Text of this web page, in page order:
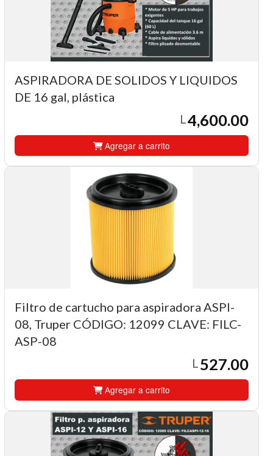
ASPIRADORA DE SOLIDOS Y LIQUIDOS
DE 16 gal, plástica
L4,600.00
Agregar a carrito
Filtro de cartucho para aspiradora ASPI-
08, Truper CÓDIGO: 12099 CLAVE: FILC-
ASP-08
L527.00
Agregar a carrito